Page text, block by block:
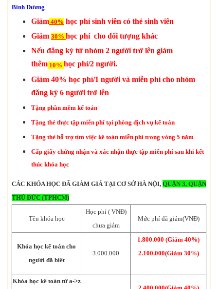
Bình Dương
Giảm 40% học phí sinh viên có thẻ sinh viên
Giảm 30% học phí cho đối tượng khác
Nếu đăng ký từ nhóm 2 người trở lên giảm
thêm 10% học phí/2 người.
Giảm 40% học phí/1 người và miễn phí cho nhóm
đăng ký 6 người trở lên
Tặng phần mềm kế toán
Tặng thẻ thực tập miễn phí tại phòng dịch vụ kế toán
Tặng thẻ hỗ trợ tìm việc kế toán miễn phí trong vòng 5 năm
Cấp giấy chứng nhận và xác nhận thực tập miễn phí sau khi kết
thúc khóa học
CÁC KHÓA HỌC ĐÃ GIẢM GIÁ TẠI CƠ SỞ HÀ NỘI, QUẬN 3, QUẬN
THỦ ĐỨC (TPHCM)
Tên khóa học
Học phí ( VNĐ)
chưa giảm
Mức phí đã giảm(VNĐ)
Khóa học kế toán cho
người đã biết
3.000.000
1.800.000 (Giảm 40%)
2.100.000(Giảm 30%)
Khóa học kế toán từ a->z